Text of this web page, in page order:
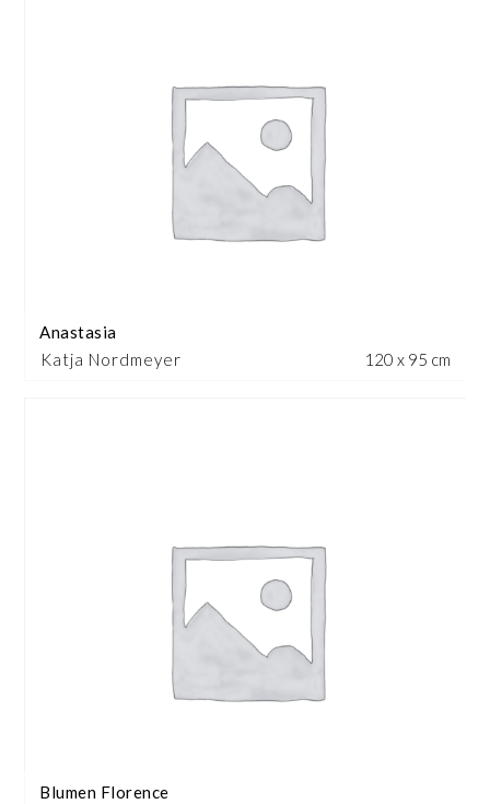
Katja Nordmeyer
Anastasia
120 x 95 cm
Blumen Florence